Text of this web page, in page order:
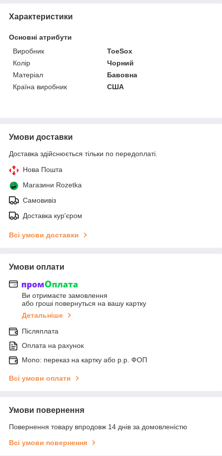
Характеристики
Основні атрибути
Виробник
ToeSox
Колір
Чорний
Матеріал
Бавовна
Країна виробник
США
Умови доставки
Доставка здійснюється тільки по передоплаті.
Нова Пошта
Магазини Rozetka
Самовивіз
Доставка кур'єром
Всі умови доставки
Умови оплати
Ви отримаєте замовлення
або гроші повернуться на вашу картку
Детальніше
Післяплата
Оплата на рахунок
Mono: переказ на картку або р.р. ФОП
Всі умови оплати
Умови повернення
Повернення товару впродовж 14 днів за домовленістю
Всі умови повернення